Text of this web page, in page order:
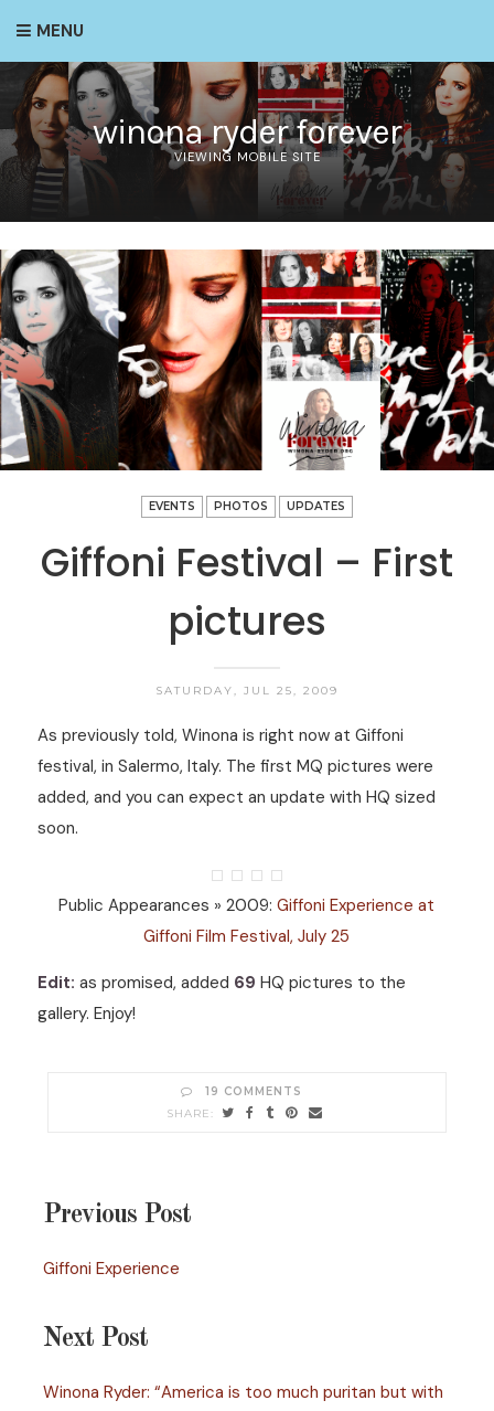
MENU
winona ryder forever
VIEWING MOBILE SITE
EVENTS PHOTOS UPDATES
Giffoni Festival – First
pictures
SATURDAY, JUL 25, 2009
As previously told, Winona is right now at Giffoni
festival, in Salermo, Italy. The first MQ pictures were
added, and you can expect an update with HQ sized
soon.
Public Appearances » 2009:Giffoni Experience at
Giffoni Film Festival, July 25
Edit: as promised, added 69 HQ pictures to the
gallery. Enjoy!
19 COMMENTS
Previous Post
Giffoni Experience
Next Post
Winona Ryder: “America is too much puritan but with